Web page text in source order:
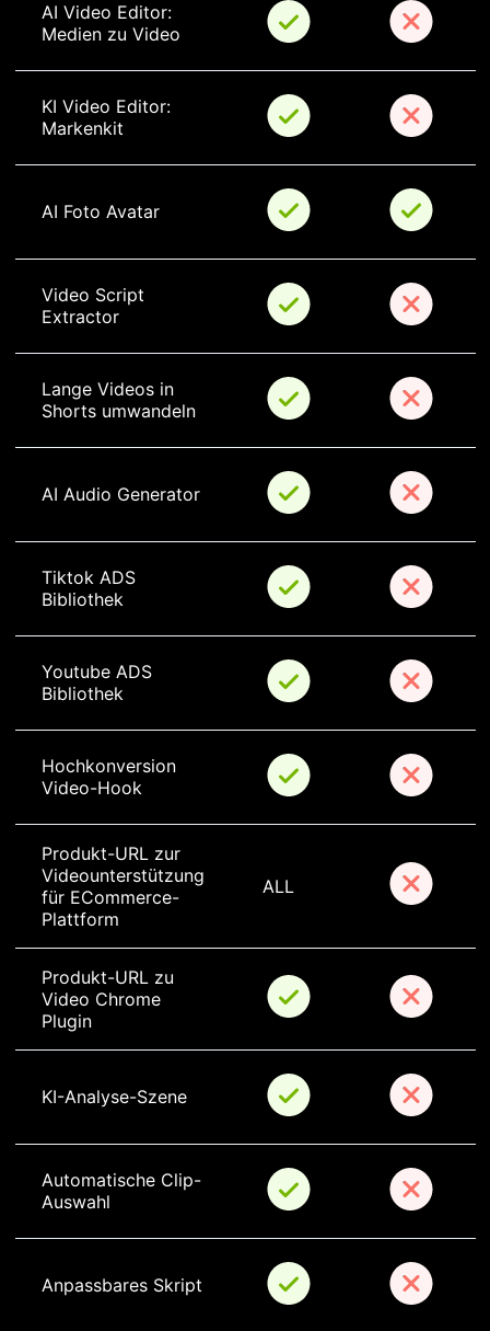
AI Video Editor:
Medien zu Video
KI Video Editor:
Markenkit
AI Foto Avatar
Video Script
Extractor
Lange Videos in
Shorts umwandeln
AI Audio Generator
Tiktok ADS
Bibliothek
Youtube ADS
Bibliothek
Hochkonversion
Video-Hook
Produkt-URL zur
Videounterstützung
für ECommerce-
Plattform
ALL
Produkt-URL zu
Video Chrome
Plugin
KI-Analyse-Szene
Automatische Clip-
Auswahl
Anpassbares Skript